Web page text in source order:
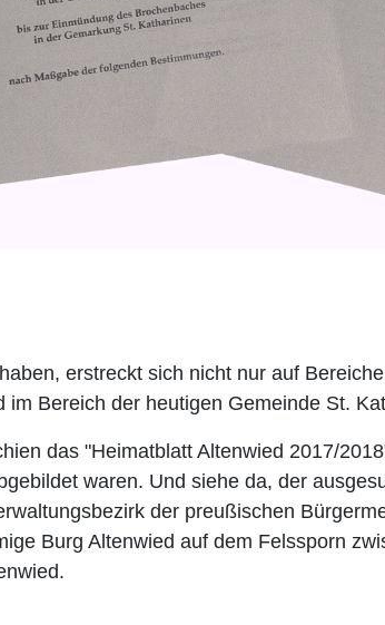
erstreckt sich nicht nur auf
Bereich der heutigen Gemeinde St.
das "Heimatblatt Altenwied 2017/
waren. Und siehe da, der
der preußischen
Burg Altenwied auf dem Felssporn